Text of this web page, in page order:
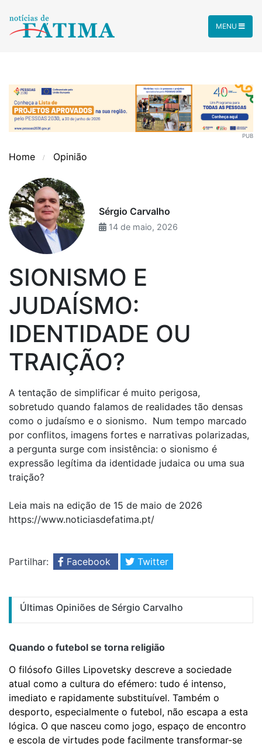
MENU
PUB
Home Opinião
Sérgio Carvalho
14 de maio, 2026
SIONISMO E
JUDAÍSMO:
IDENTIDADE OU
TRAIÇÃO?
A tentação de simplificar é muito perigosa,
sobretudo quando falamos de realidades tão densas
como o judaísmo e o sionismo. Num tempo marcado
por conflitos, imagens fortes e narrativas polarizadas,
a pergunta surge com insistência: o sionismo é
expressão legítima da identidade judaica ou uma sua
traição?
Leia mais na edição de 15 de maio de 2026
https://www.noticiasdefatima.pt/
Partilhar: Facebook Twitter
Últimas Opiniões de Sérgio Carvalho
Quando o futebol se torna religião
O filósofo Gilles Lipovetsky descreve a sociedade
atual como a cultura do efémero: tudo é intenso,
imediato e rapidamente substituível. Também o
desporto, especialmente o futebol, não escapa a esta
lógica. O que nasceu como jogo, espaço de encontro
e escola de virtudes pode facilmente transformar-se